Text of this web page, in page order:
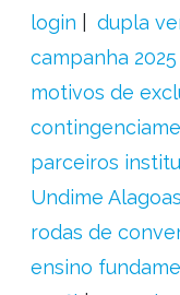
login
dupla
campanha 2025
motivos de
parceiros
Undime Alagoas
rodas de
ensino